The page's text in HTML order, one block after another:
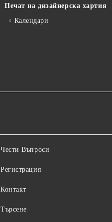
Печат на дизайнерска хартия
Календари
Чести Въпроси
Регистрация
Контакт
Търсене